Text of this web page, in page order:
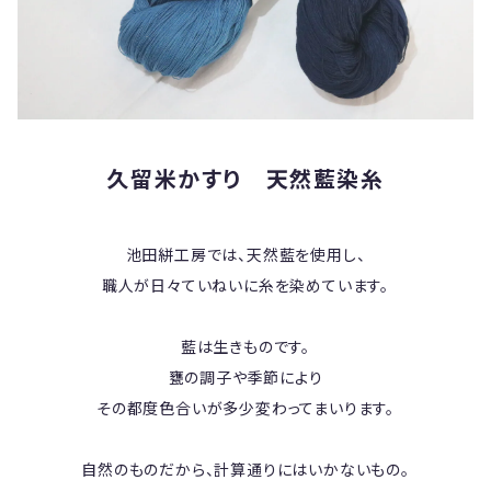
久留米かすり 天然藍染糸
池田絣工房では、天然藍を使用し、
職人が日々ていねいに糸を染めています。
藍は生きものです。
甕の調子や季節により
その都度色合いが多少変わってまいります。
自然のものだから、計算通りにはいかないもの。